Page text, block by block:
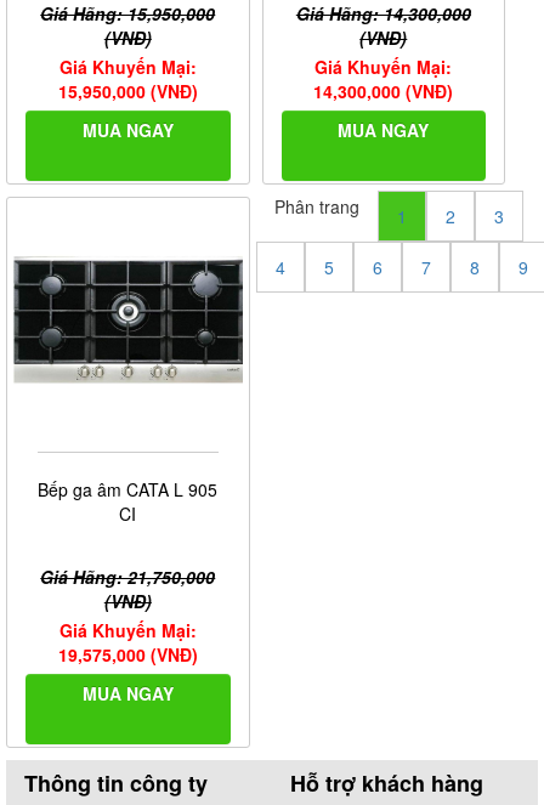
Giá Hãng: 15,950,000
(VNĐ)
Giá Khuyến Mại:
15,950,000 (VNĐ)
MUA NGAY
Giá Hãng: 14,300,000
(VNĐ)
Giá Khuyến Mại:
14,300,000 (VNĐ)
MUA NGAY
Bếp ga âm CATA L 905
CI
Giá Hãng: 21,750,000
(VNĐ)
Giá Khuyến Mại:
19,575,000 (VNĐ)
MUA NGAY
Phân trang 1 2 3
4 5 6 7 8 9
Thông tin công ty Hỗ trợ khách hàng